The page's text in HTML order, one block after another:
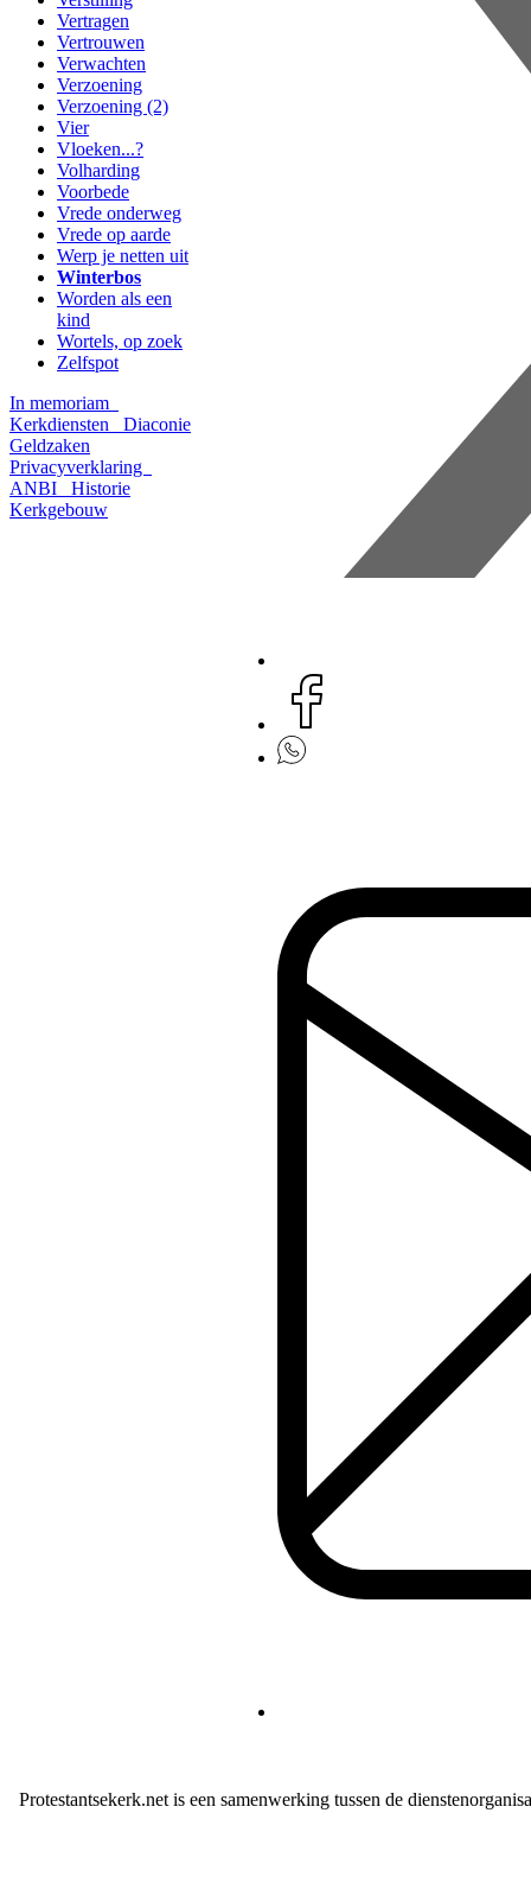
Vertragen
Vertrouwen
Verwachten
Verzoening
Verzoening (2)
Vier
Vloeken...?
Volharding
Voorbede
Vrede onderweg
Vrede op aarde
Werp je netten uit
Winterbos
Worden als een
kind
Wortels, op zoek
Zelfspot
In memoriam
Kerkdiensten
Diaconie
Geldzaken
Privacyverklaring
ANBI
Historie
Kerkgebouw
Protestantsekerk.net is een samenwerking tussen de